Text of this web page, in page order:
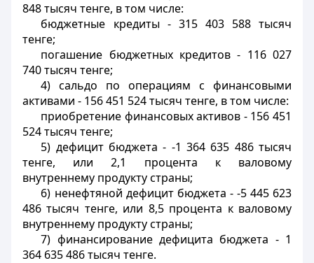
848 тысяч тенге, в том числе:
бюджетные кредиты - 315 403 588 тысяч
тенге;
погашение бюджетных кредитов - 116 027
740 тысяч тенге;
4) сальдо по операциям с финансовыми
активами - 156 451 524 тысяч тенге, в том числе:
приобретение финансовых активов - 156 451
524 тысяч тенге;
5) дефицит бюджета - -1 364 635 486 тысяч
тенге, или 2,1 процента к валовому
внутреннему продукту страны;
6) ненефтяной дефицит бюджета - -5 445 623
486 тысяч тенге, или 8,5 процента к валовому
внутреннему продукту страны;
7) финансирование дефицита бюджета - 1
364 635 486 тысяч тенге.